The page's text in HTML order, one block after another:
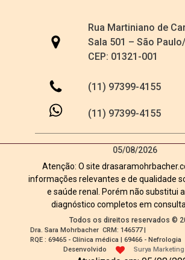
Rua Martiniano de
Sala 501 – São
CEP: 01321-001
(11) 97399-4155
(11) 97399-4155
05/08/2026
Atenção: O site
informações relevantes e de qualidade
e saúde renal. Porém não substitui
diagnóstico completos em
Todos os direitos reservados ©
Dra. Sara Mohrbacher CRM: 146577|
RQE : 69465 - Clínica médica | 69466 - Nefrologia
Desenvolvido
Surya